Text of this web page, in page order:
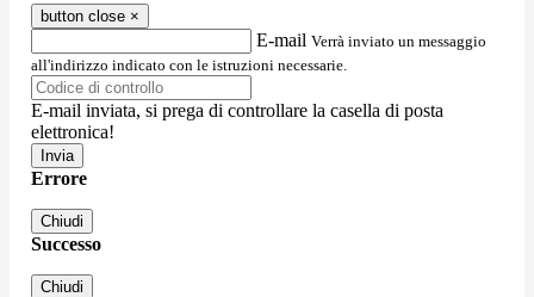
button close ×
E-mail Verrà inviato un messaggio
all'indirizzo indicato con le istruzioni necessarie.
E-mail inviata, si prega di controllare la casella di posta
elettronica!
Errore
Chiudi
Successo
Chiudi